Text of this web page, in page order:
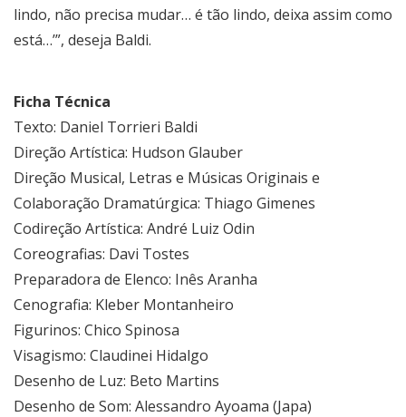
lindo, não precisa mudar… é tão lindo, deixa assim como
está…’”, deseja Baldi.
Ficha Técnica
Texto: Daniel Torrieri Baldi
Direção Artística: Hudson Glauber
Direção Musical, Letras e Músicas Originais e
Colaboração Dramatúrgica: Thiago Gimenes
Codireção Artística: André Luiz Odin
Coreografias: Davi Tostes
Preparadora de Elenco: Inês Aranha
Cenografia: Kleber Montanheiro
Figurinos: Chico Spinosa
Visagismo: Claudinei Hidalgo
Desenho de Luz: Beto Martins
Desenho de Som: Alessandro Ayoama (Japa)